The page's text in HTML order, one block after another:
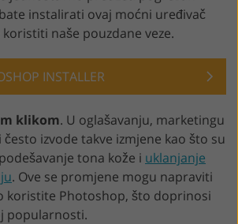
instalirati ovaj moćni uređivač
naše pouzdane veze.
INSTALLER
klikom. U oglašavanju, marketingu
izvode takve izmjene kao što su
tona kože i uklanjanje
. Ove se promjene mogu napraviti
koristite Photoshop, što doprinosi
popularnosti.